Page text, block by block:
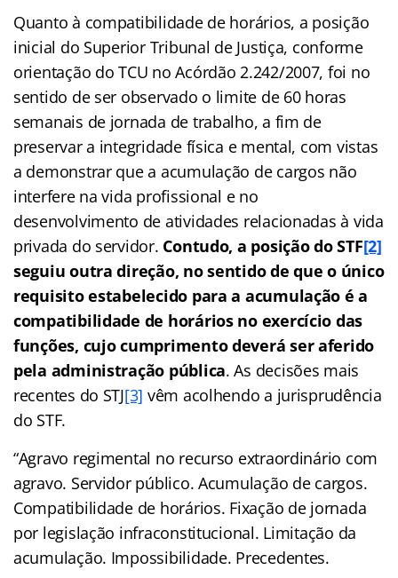
Quanto à compatibilidade de horários, a posição
inicial do Superior Tribunal de Justiça, conforme
orientação do TCU no Acórdão 2.242/2007, foi no
sentido de ser observado o limite de 60 horas
semanais de jornada de trabalho, a fim de
preservar a integridade física e mental, com vistas
a demonstrar que a acumulação de cargos não
interfere na vida profissional e no
desenvolvimento de atividades relacionadas à vida
privada do servidor. Contudo, a posição do STF[2]
seguiu outra direção, no sentido de que o único
requisito estabelecido para a acumulação é a
compatibilidade de horários no exercício das
funções, cujo cumprimento deverá ser aferido
pela administração pública. As decisões mais
recentes do STJ[3] vêm acolhendo a jurisprudência
do STF.
“Agravo regimental no recurso extraordinário com
agravo. Servidor público. Acumulação de cargos.
Compatibilidade de horários. Fixação de jornada
por legislação infraconstitucional. Limitação da
acumulação. Impossibilidade. Precedentes.